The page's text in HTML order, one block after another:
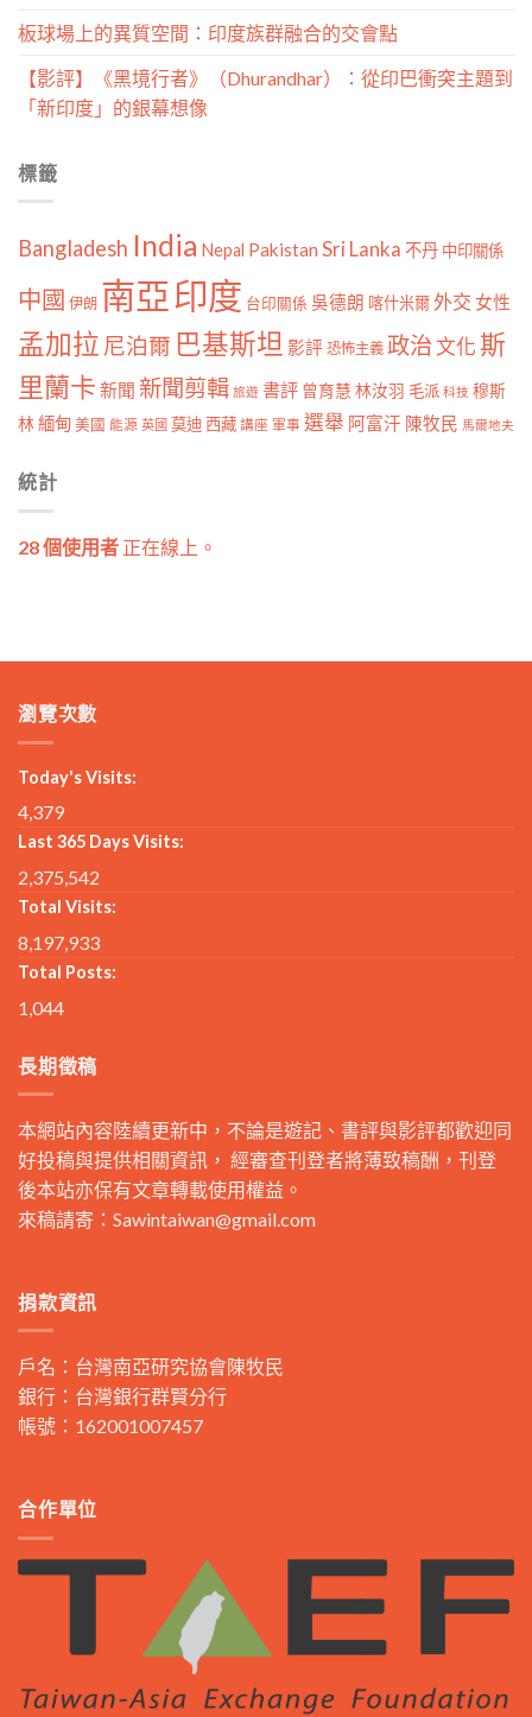
板球場上的異質空間：印度族群融合的交會點
【影評】《黑境行者》（Dhurandhar）：從印巴衝突主題到
「新印度」的銀幕想像
標籤
Bangladesh India Nepal Pakistan Sri Lanka 不丹 中印關係
中國 伊朗 南亞印度 台印關係 吳德朗 喀什米爾外交 女性
孟加拉 尼泊爾 巴基斯坦 影評 恐怖主義 政治文化斯
里蘭卡 新聞 新聞剪輯 旅遊 書評 曾育慧 林汝羽 毛派 科技 穆斯
林 緬甸 美國 能源 英國 莫迪 西藏 講座 軍事 選舉 阿富汗 陳牧民 馬爾地夫
統計
28 個使用者 正在線上。
瀏覽次數
Today's Visits:
4,379
Last 365 Days Visits:
2,375,542
Total Visits:
8,197,933
Total Posts:
1,044
長期徵稿
本網站內容陸續更新中，不論是遊記、書評與影評都歡迎同
好投稿與提供相關資訊， 經審查刊登者將薄致稿酬，刊登
後本站亦保有文章轉載使用權益。
來稿請寄： Sawintaiwan@gmail.com
捐款資訊
戶名：台灣南亞研究協會陳牧民
銀行：台灣銀行群賢分行
帳號：162001007457
合作單位